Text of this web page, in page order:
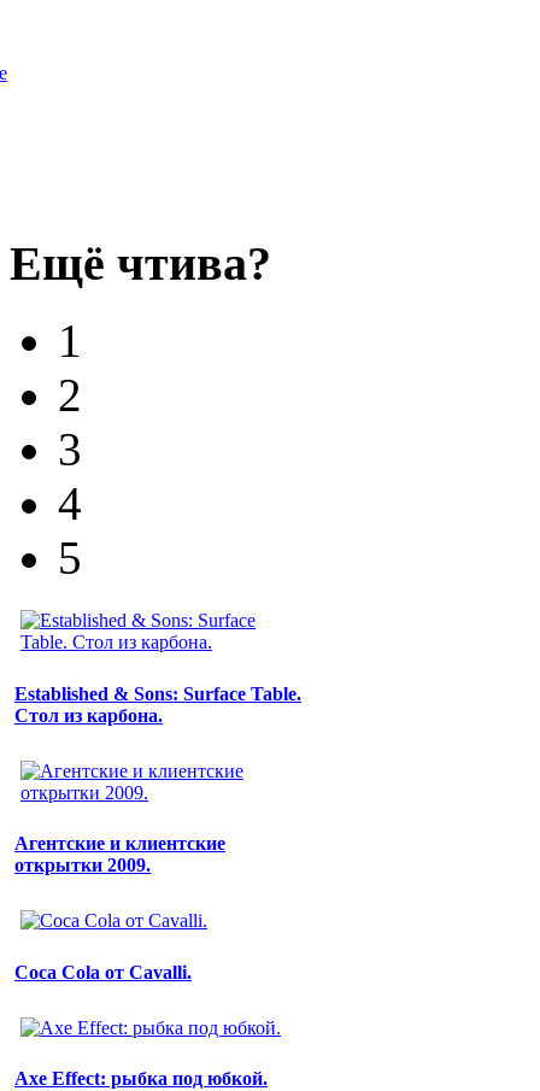
Ещё чтива?
1
2
3
4
5
Established & Sons: Surface Table.
Стол из карбона.
Агентские и клиентские
открытки 2009.
Coca Cola от Cavalli.
Axe Effect: рыбка под юбкой.